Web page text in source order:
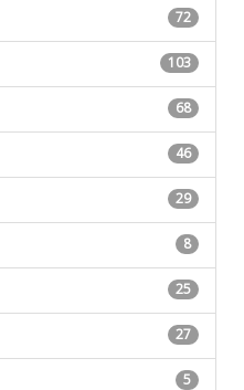
72
103
68
46
29
8
25
27
5